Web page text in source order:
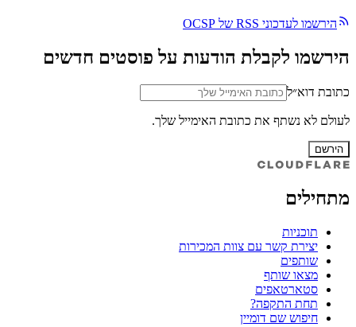
הירשמו לעדכוני RSS של OCSP
הירשמו לקבלת הודעות על פוסטים חדשים
כתובת דוא״ל
לעולם לא נשתף את כתובת האימייל שלך.
הירשם
מתחילים
תוכניות
יצירת קשר עם צוות המכירות
שותפים
מצאו שותף
סטארטאפים
תחת התקפה?
חיפוש שם דומיין